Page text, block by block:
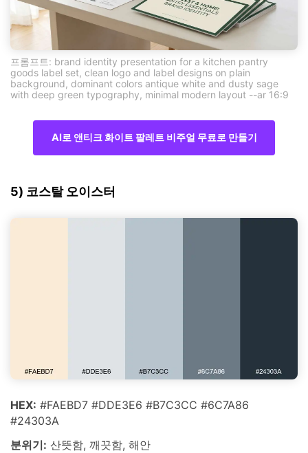
프롬프트: brand identity presentation for a kitchen pantry
goods label set, clean logo and label designs on plain
background, dominant colors antique white and dusty sage
with deep green typography, minimal modern layout --ar 16:9
AI로 앤티크 화이트 팔레트 비주얼 무료로 만들기
5) 코스탈 오이스터
HEX: #FAEBD7 #DDE3E6 #B7C3CC #6C7A86
#24303A
분위기: 산뜻함, 깨끗함, 해안